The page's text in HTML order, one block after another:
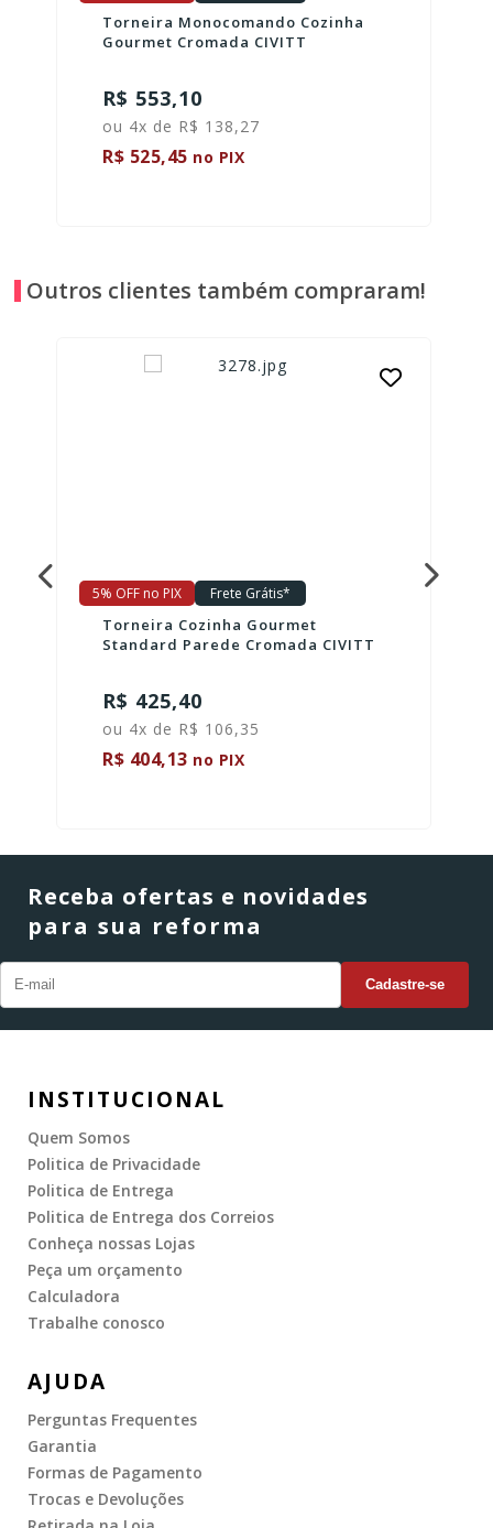
Torneira Monocomando Cozinha
Gourmet Cromada CIVITT
R$ 553,10
ou 4x de R$ 138,27
R$ 525,45 no PIX
Outros clientes também compraram!
5% OFF no PIX Frete Grátis*
Torneira Cozinha Gourmet
Standard Parede Cromada CIVITT
R$ 425,40
ou 4x de R$ 106,35
R$ 404,13 no PIX
Receba ofertas e novidades
para sua reforma
INSTITUCIONAL
Quem Somos
Politica de Privacidade
Politica de Entrega
Politica de Entrega dos Correios
Conheça nossas Lojas
Peça um orçamento
Calculadora
Trabalhe conosco
AJUDA
Perguntas Frequentes
Garantia
Formas de Pagamento
Trocas e Devoluções